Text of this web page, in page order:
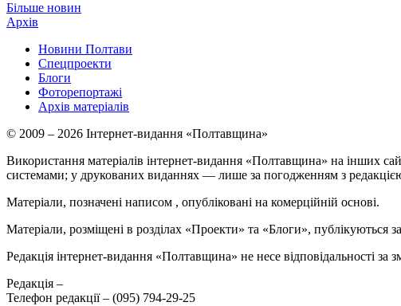
Більше новин
Архів
Новини Полтави
Спецпроекти
Блоги
Фоторепортажі
Архів матеріалів
© 2009 – 2026 Інтернет-видання «Полтавщина»
Використання матеріалів інтернет-видання «Полтавщина» на інших
системами; у друкованих виданнях — лише за погодженням з
Матеріали, позначені написом , опубліковані на комерційній основі.
Матеріали, розміщені в розділах «Проекти» та «Блоги», публікуються
Редакція інтернет-видання «Полтавщина» не несе відповідальності за
Редакція –
Телефон редакції – (095) 794-29-25